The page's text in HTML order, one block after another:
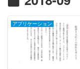
アプリケーション